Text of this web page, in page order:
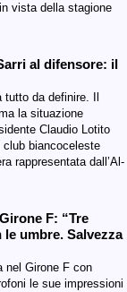
vista della stagione
al difensore: il
da definire. Il
la situazione
Claudio Lotito
club biancoceleste
rappresentata dall’Al-
F: “Tre
umbre. Salvezza
nel Girone F con
le sue impressioni